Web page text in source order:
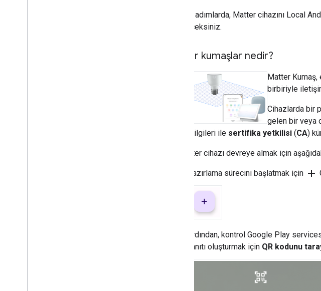
Sonraki adımlarda, Matter cihazını Local
ekleyeceksiniz.
Matter kumaşlar nedir?
Matter Kumaş,
birbiriyle
Cihazlarda bir
gelen bir veya
kimlik bilgileri ile sertifika yetkilisi (CA)
Matter cihazı devreye almak için
Hazırlama sürecini başlatmak için add
Ardından, kontrol Google Play
kanıtı oluşturmak için QR kodunu